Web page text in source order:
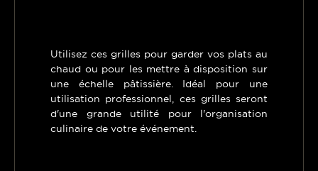
Utilisez ces grilles pour garder vos plats au
chaud ou pour les mettre à disposition sur
une échelle pâtissière. Idéal pour une
utilisation professionnel, ces grilles seront
d'une grande utilité pour l'organisation
culinaire de votre événement.